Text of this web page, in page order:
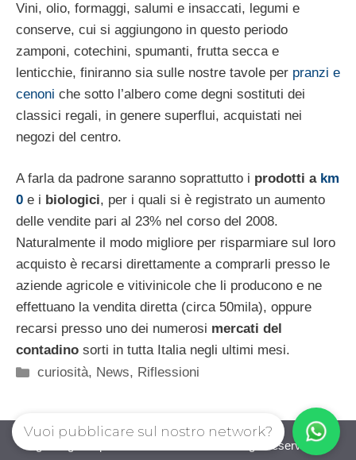
Vini, olio, formaggi, salumi e insaccati, legumi e
conserve, cui si aggiungono in questo periodo
zamponi, cotechini, spumanti, frutta secca e
lenticchie, finiranno sia sulle nostre tavole per pranzi e
cenoni che sotto l’albero come degni sostituti dei
classici regali, in genere superflui, acquistati nei
negozi del centro.
A farla da padrone saranno soprattutto i prodotti a km
0 e i biologici, per i quali si è registrato un aumento
delle vendite pari al 23% nel corso del 2008.
Naturalmente il modo migliore per risparmiare sul loro
acquisto è recarsi direttamente a comprarli presso le
aziende agricole e vitivinicole che li producono e ne
effettuano la vendita diretta (circa 50mila), oppure
recarsi presso uno dei numerosi mercati del
contadino sorti in tutta Italia negli ultimi mesi.
Categorie
curiosità, News, Riflessioni
guadagnorisparmiando.com © 2026. All right reserverd.
Vuoi pubblicare sul nostro network?